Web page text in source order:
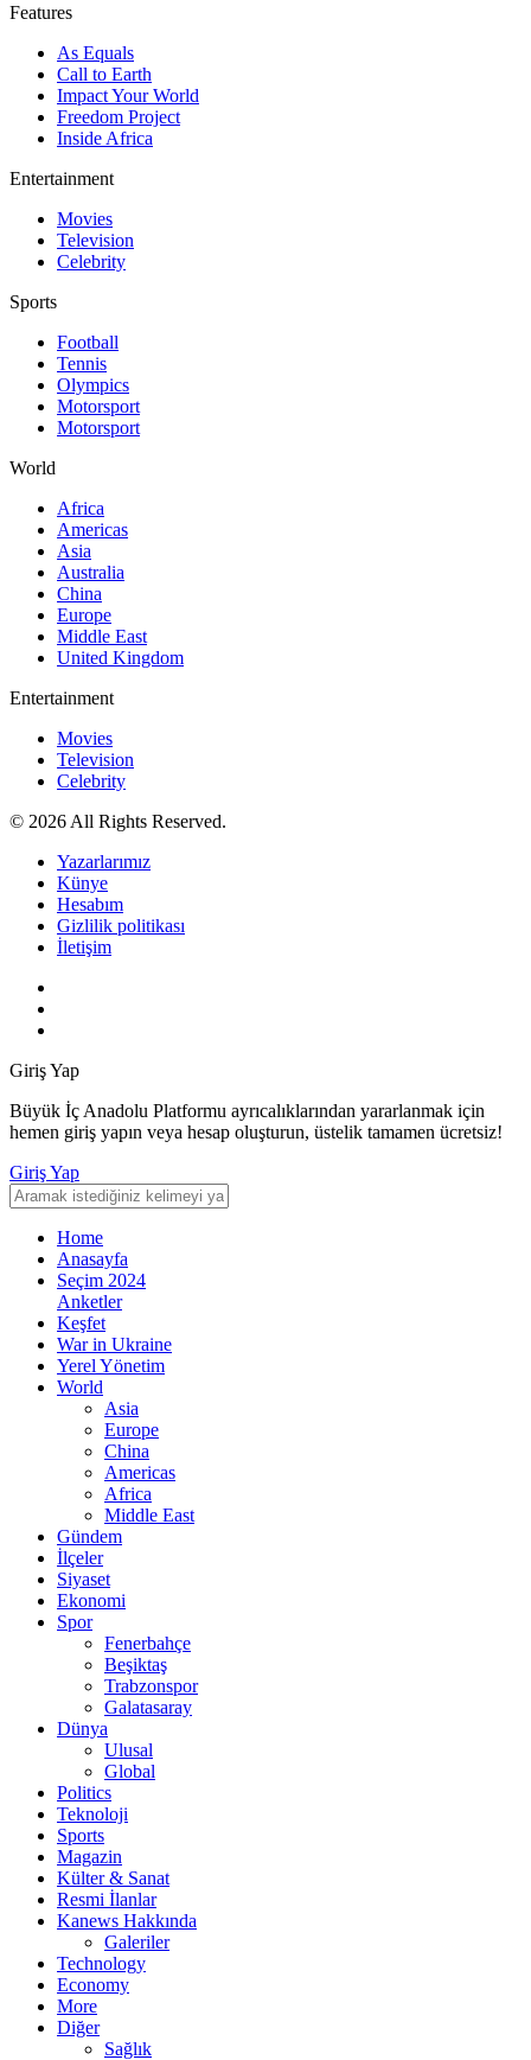
Features
As Equals
Call to Earth
Impact Your World
Freedom Project
Inside Africa
Entertainment
Movies
Television
Celebrity
Sports
Football
Tennis
Olympics
Motorsport
Motorsport
World
Africa
Americas
Asia
Australia
China
Europe
Middle East
United Kingdom
Entertainment
Movies
Television
Celebrity
© 2026 All Rights Reserved.
Yazarlarımız
Künye
Hesabım
Gizlilik politikası
İletişim
Giriş Yap
Büyük İç Anadolu Platformu ayrıcalıklarından yararlanmak için
hemen giriş yapın veya hesap oluşturun, üstelik tamamen ücretsiz!
Giriş Yap
Home
Anasayfa
Seçim 2024
Anketler
Keşfet
War in Ukraine
Yerel Yönetim
World
Asia
Europe
China
Americas
Africa
Middle East
Gündem
İlçeler
Siyaset
Ekonomi
Spor
Fenerbahçe
Beşiktaş
Trabzonspor
Galatasaray
Dünya
Ulusal
Global
Politics
Teknoloji
Sports
Magazin
Külter & Sanat
Resmi İlanlar
Kanews Hakkında
Galeriler
Technology
Economy
More
Diğer
Sağlık